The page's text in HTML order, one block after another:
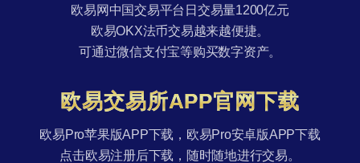
欧易网中国交易平台日交易量1200亿元
欧易OKX法币交易越来越便捷。
可通过微信支付宝等购买数字资产。
欧易交易所APP官网下载
欧易Pro苹果版APP下载，欧易Pro安卓版APP下载
点击欧易注册后下载，随时随地进行交易。